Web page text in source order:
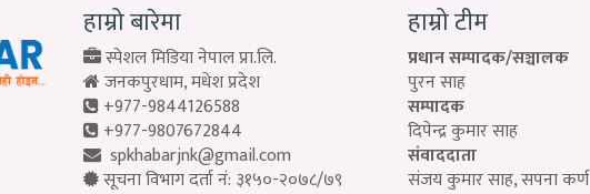
हाम्रो बारेमा
स्पेशल मिडिया नेपाल प्रा.लि.
जनकपुरधाम, मधेश प्रदेश
+977-9844126588
+977-9807672844
spkhabarjnk@gmail.com
सूचना विभाग दर्ता नं: ३१५०-२०७८/७९
हाम्रो टीम
प्रधान सम्पादक/सञ्चालक
पुरन साह
सम्पादक
दिपेन्द्र कुमार साह
संवाददाता
संजय कुमार साह, सपना कर्ण